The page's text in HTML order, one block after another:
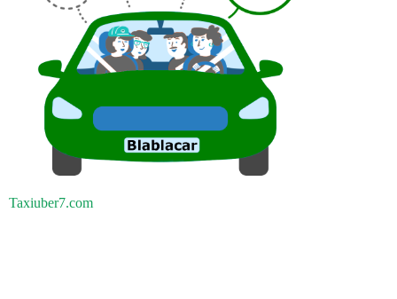
Taxiuber7.com